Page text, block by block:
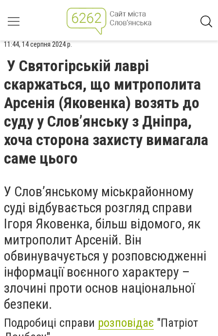
11:44, 14 серпня 2024 р.
У Святогірській лаврі
скаржаться, що митрополита
Арсенія (Яковенка) возять до
суду у Слов’янську з Дніпра,
хоча сторона захисту вимагала
саме цього
У Слов’янському міськрайонному
суді відбувається розгляд справи
Ігоря Яковенка, більш відомого, як
митрополит Арсеній. Він
обвинувачується у розповсюдженні
інформації воєнного характеру –
злочині проти основ національної
безпеки.
Подробиці справи розповідає "Патріот